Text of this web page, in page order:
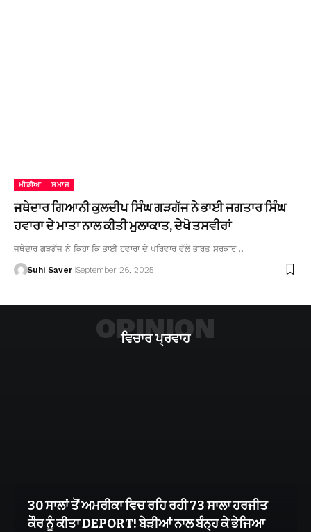
ਮੀਡੀਆ ਸਮਾਜ
ਜਥੇਦਾਰ ਗਿਆਨੀ ਕੁਲਦੀਪ ਸਿੰਘ ਗੜਗੱਜ ਨੇ ਭਾਈ ਜਗਤਾਰ ਸਿੰਘ
ਹਵਾਰਾ ਦੇ ਮਾਤਾ ਨਾਲ ਕੀਤੀ ਮੁਲਾਕਾਤ, ਦੇਖੋ ਤਸਵੀਰਾਂ
ਜਥੇਦਾਰ ਗੜਗੱਜ ਨੇ ਕਿਹਾ ਕਿ ਭਾਈ ਹਵਾਰਾ ਦੇ ਪਰਿਵਾਰ ਵੱਲੋਂ ਭਾਰਤ ਸਰਕਾਰ…
Suhi Saver September 26, 2025
ਵਿਚਾਰ ਪ੍ਰਵਾਹ
OPINION
30 ਸਾਲਾਂ ਤੋਂ ਅਮਰੀਕਾ ਵਿਚ ਰਹਿ ਰਹੀ 73 ਸਾਲਾ ਹਰਜੀਤ
ਕੌਰ ਨੂੰ ਕੀਤਾ DEPORT! ਬੇੜੀਆਂ ਨਾਲ ਬੰਨ੍ਹ ਕੇ ਭੇਜਿਆ